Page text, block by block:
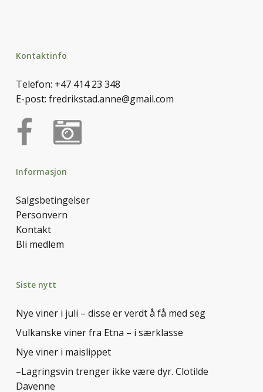
Kontaktinfo
Telefon: +47 414 23 348
E-post: fredrikstad.anne@gmail.com
Informasjon
Salgsbetingelser
Personvern
Kontakt
Bli medlem
Siste nytt
Nye viner i juli – disse er verdt å få med seg
Vulkanske viner fra Etna – i særklasse
Nye viner i maislippet
–Lagringsvin trenger ikke være dyr. Clotilde
Davenne